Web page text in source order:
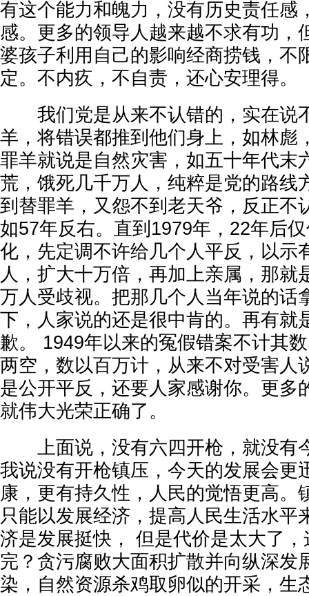
有这个能力和魄力，没有历史责任感
感。更多的领导人越来越不求有功，
婆孩子利用自己的影响经商捞钱，不
定。不内疚，不自责，还心安理得。
我们党是从来不认错的，实在说
羊，将错误都推到他们身上，如林彪
罪羊就说是自然灾害，如五十年代末
荒，饿死几千万人，纯粹是党的路线
到替罪羊，又怨不到老天爷，反正不
如57年反右。直到1979年，22年后
化，先定调不许给几个人平反，以示
人，扩大十万倍，再加上亲属，那就
万人受歧视。把那几个人当年说的话
下，人家说的还是很中肯的。再有就
歉。 1949年以来的冤假错案不计其
两空，数以百万计，从来不对受害人
是公开平反，还要人家感谢你。更多
就伟大光荣正确了。
上面说，没有六四开枪，就没有
我说没有开枪镇压，今天的发展会更
康，更有持久性，人民的觉悟更高。
只能以发展经济，提高人民生活水平
济是发展挺快， 但是代价是太大了
完？贪污腐败大面积扩散并向纵深发
染，自然资源杀鸡取卵似的开采，生